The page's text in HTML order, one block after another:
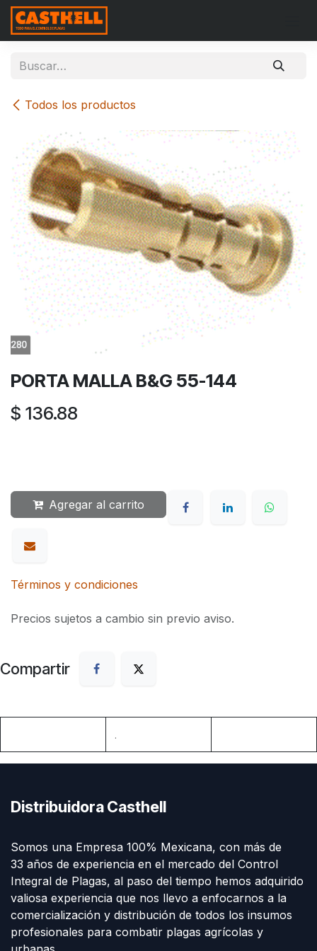
Ir al contenido
Todos los productos
PORTA MALLA B&G 55-144
$ 136.88
Agregar al carrito
Términos y condiciones
Precios sujetos a cambio sin previo aviso.
Compartir
.
Distribuidora Casthell
Somos una Empresa 100% Mexicana, con más de
33 años de experiencia en el mercado del Control
Integral de Plagas, al paso del tiempo hemos adquirido
valiosa experiencia que nos llevo a enfocarnos a la
comercialización y distribución de todos los insumos
profesionales para combatir plagas agrícolas y